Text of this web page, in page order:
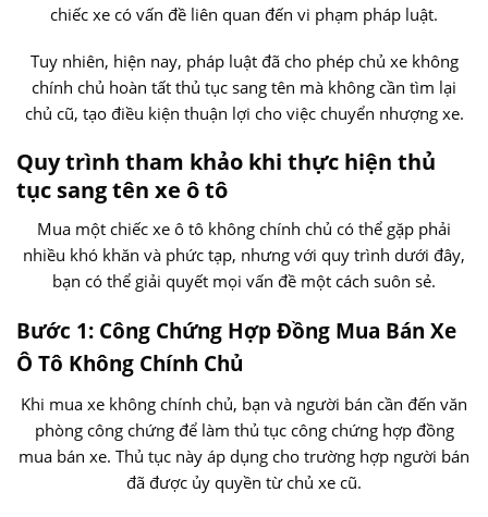
chiếc xe có vấn đề liên quan đến vi phạm pháp luật.
Tuy nhiên, hiện nay, pháp luật đã cho phép chủ xe không
chính chủ hoàn tất thủ tục sang tên mà không cần tìm lại
chủ cũ, tạo điều kiện thuận lợi cho việc chuyển nhượng xe.
Quy trình tham khảo khi thực hiện thủ
tục sang tên xe ô tô
Mua một chiếc xe ô tô không chính chủ có thể gặp phải
nhiều khó khăn và phức tạp, nhưng với quy trình dưới đây,
bạn có thể giải quyết mọi vấn đề một cách suôn sẻ.
Bước 1: Công Chứng Hợp Đồng Mua Bán Xe
Ô Tô Không Chính Chủ
Khi mua xe không chính chủ, bạn và người bán cần đến văn
phòng công chứng để làm thủ tục công chứng hợp đồng
mua bán xe. Thủ tục này áp dụng cho trường hợp người bán
đã được ủy quyền từ chủ xe cũ.